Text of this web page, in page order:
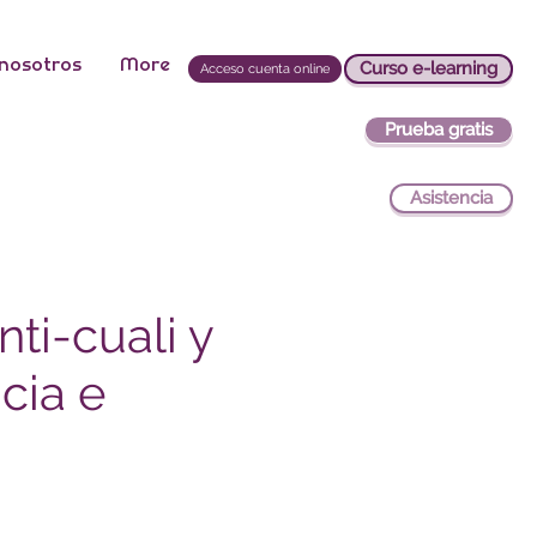
Prueba gratis
Asistencia
Curso e-learning
More Acceso cuenta online
cuali y
e